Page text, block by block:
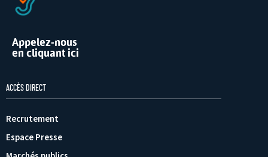
Appelez-nous
en cliquant ici
ACCÈS DIRECT
Recrutement
Espace Presse